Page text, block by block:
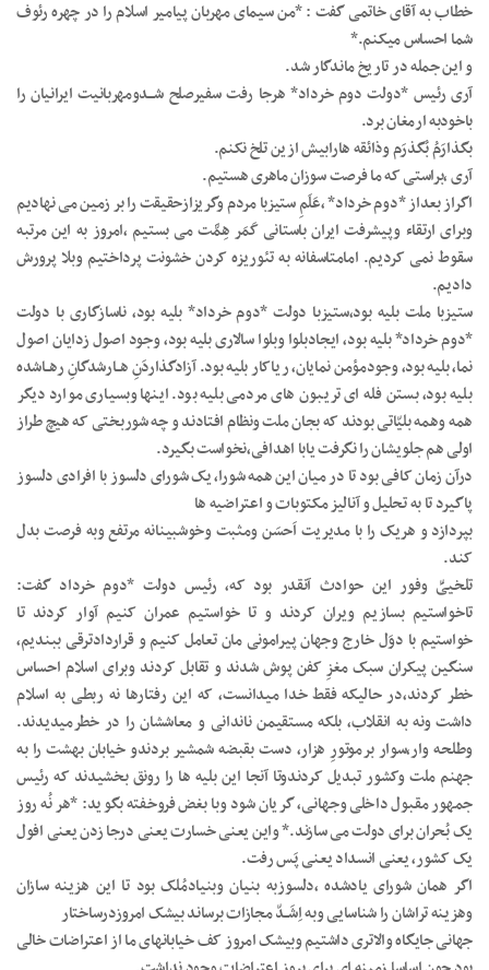
خطاب به آقای خاتمی گفت : *من سیمای مهربان پیامیر اسلام را در چهره رئوف
شما احساس میکنم.*
و این جمله در تاریخ ماندگار شد.
آری رئیس *دولت دوم خرداد* هرجا رفت سفیرصلح شـــدومهربانیت ایرانیان را
باخودبه ارمغان برد.
بگذارَمُ بُگذرَم وذائقه هارابیش ازین تلخ نکنم.
آری ،براستی که ما فرصت سوزان ماهری هستیم.
اگراز بعداز *دوم خرداد* ،عَلَمِ ستیزبا مردم وگریزازحقیقت را بر زمین می نهادیم
وبرای ارتقاء وپیشرفت ایران باستانی کَمَر هِمَّت می بستیم ،امروز به این مرتبه
سقوط نمی کردیم. امامتاسفانه به تئوریزه کردن خشونت پرداختیم وبلا پرورش
دادیم.
ستیزبا ملت بلیه بود،ستیزبا دولت *دوم خرداد* بلیه بود، ناسازگاری با دولت
*دوم خرداد* بلیه بود، ایجادبلوا وبلوا سالاری بلیه بود، وجود اصول زدایان اصول
نما، بلیه بود، وجودمؤمن نمایان، ریاکار بلیه بود. آزادگذاردَنِ هــارشدگانِ رهــاشده
بلیه بود، بستن فله ای تریبون های مردمی بلیه بود. اینها وبسیاری موارد دیگر
همه وهمه بلیّاتی بودند که بجان ملت ونظام افتادند و چه شوربختی که هیچ طراز
اولی هم جلویشان را نگرفت یابا اهدافی،نخواست بگیرد.
درآن زمان کافی بود تا در میان این همه شورا، یک شورای دلسوز با افرادی دلسوز
پاگیرد تا به تحلیل و آنالیز مکتوبات و اعتراضیه ها
بپردازد و هریک را با مدیریت اَحسَن ومثبت وخوشبینانه مرتفع وبه فرصت بدل
کند.
تلخییِّ وفور این حوادث آنقدر بود که، رئیس دولت *دوم خرداد گفت:
تاخواستیم بسازیم ویران کردند و تا خواستیم عمران کنیم آوار کردند تا
خواستیم با دوَل خارج وجهان پیرامونی مان تعامل کنیم و قراردادترقی ببندیم،
سنگین پیکران سبک مغزِ کفن پوش شدند و تقابل کردند وبرای اسلام احساس
خطر کردند،در حالیکه فقط خدا میدانست، که این رفتارها نه ربطی به اسلام
داشت ونه به انقلاب، بلکه مستقیمن ناندانی و معاششان را در خطرمیدیدند.
وطلحه وار،سوار برموتورِ هزار، دست بقبضه شمشیر بردندو خیابان بهشت را به
جهنم ملت وکشور تبدیل کردندوتا آنجا این بلیه ها را رونق بخشیدند که رئیس
جمهور مقبول داخلی وجهانی، گریان شود وبا بغض فروخفته بگوید: *هر نُه روز
یک بُحران برای دولت می سازند.* واین یعنی خسارت یعنی درجا زدن یعنی افول
یک کشور، یعنی انسداد یعنی پَس رفت.
اگر همان شورای یادشده ،دلسوزبه بنیان وبنیادمُلک بود تا این هزینه سازان
وهزینه تراشان را شناسایی وبه اِشَــدّ مجازات برساند بیشک امروزدرساختار
جهانی جایگاه والاتری داشتیم وبیشک امروز کف خیابانهای ما از اعتراضات خالی